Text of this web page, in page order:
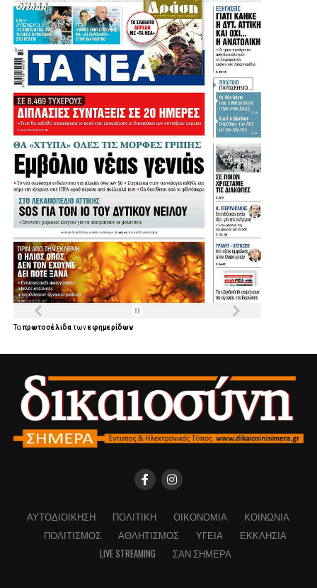
Ταπρωτοσέλιδατωνεφημερίδων
ΑΥΤΟΔΙΟΊΚΗΣΗ ΠΟΛΙΤΙΚΉ ΟΙΚΟΝΟΜΊΑ
ΚΟΙΝΩΝΊΑ
ΠΟΛΙΤΙΣΜΌΣ
ΑΘΛΗΤΙΣΜΌΣ ΥΓΕΊΑ
ΕΚΚΛΗΣΊΑ
LIVE STREAMING
ΣΑΝ ΣΉΜΕΡΑ